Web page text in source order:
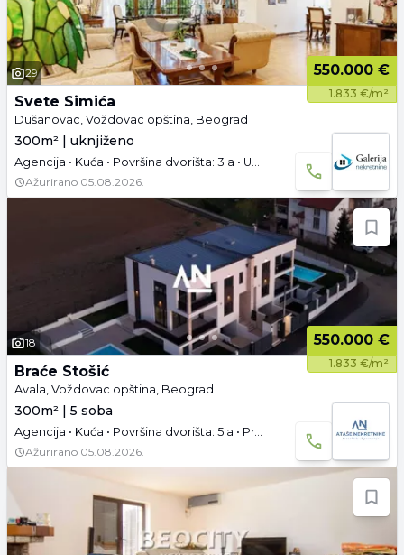
29 550.000 €
1.833 €/m²
Svete Simića
Dušanovac, Voždovac opština, Beograd
300m² | uknjiženo
Agencija • Kuća • Površina dvorišta: 3 a • Uknjižen • Namešteno • Garaža i parking
Ažurirano 05.08.2026.
18 550.000 €
1.833 €/m²
Braće Stošić
Avala, Voždovac opština, Beograd
300m² | 5 soba
Agencija • Kuća • Površina dvorišta: 5 a • Prazno • Garaža i parking
Ažurirano 05.08.2026.